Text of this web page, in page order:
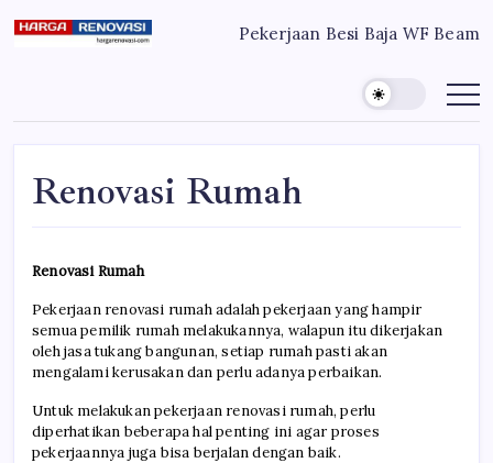
to
Pekerjaan Besi Baja WF Beam
Harga
Bekasi
Denpasar
Jasa
BaliRenovasi Rumah
Renovasi Rumah
Pekerjaan renovasi rumah adalah pekerjaan yang hampir
semua pemilik rumah melakukannya, walapun itu dikerjakan
oleh jasa tukang bangunan, setiap rumah pasti akan
mengalami kerusakan dan perlu adanya perbaikan.
Untuk melakukan pekerjaan renovasi rumah, perlu
diperhatikan beberapa hal penting ini agar proses
pekerjaannya juga bisa berjalan dengan baik.